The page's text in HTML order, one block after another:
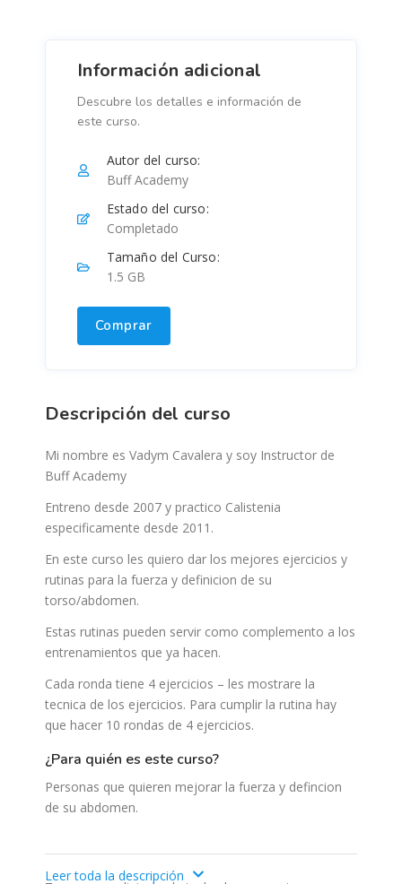
Descripción del curso
Mi nombre es Vadym Cavalera y soy Instructor de
Buff Academy
Entreno desde 2007 y practico Calistenia
especificamente desde 2011.
En este curso les quiero dar los mejores ejercicios y
rutinas para la fuerza y definicion de su
torso/abdomen.
Estas rutinas pueden servir como complemento a los
entrenamientos que ya hacen.
Cada ronda tiene 4 ejercicios – les mostrare la
tecnica de los ejercicios. Para cumplir la rutina hay
que hacer 10 rondas de 4 ejercicios.
¿para quién es este curso?
Personas que quieren mejorar la fuerza y defincion
de su abdomen.
Leer toda la descripción
Información adicional
Descubre los detalles e información de
este curso.
Autor del curso:
Buff Academy
Estado del curso:
Completado
Tamaño del Curso:
1.5 GB
Comprar